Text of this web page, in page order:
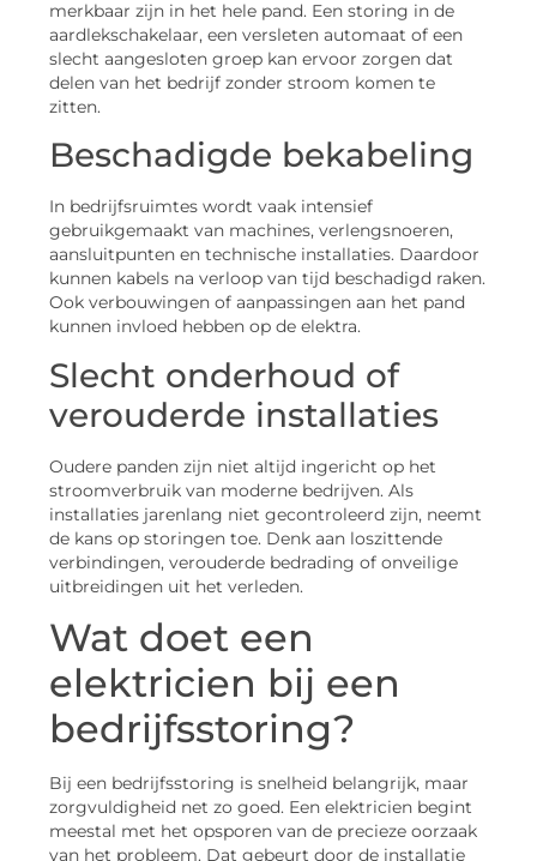
merkbaar zijn in het hele pand. Een storing in de
aardlekschakelaar, een versleten automaat of een
slecht aangesloten groep kan ervoor zorgen dat
delen van het bedrijf zonder stroom komen te
zitten.
Beschadigde bekabeling
In bedrijfsruimtes wordt vaak intensief
gebruikgemaakt van machines, verlengsnoeren,
aansluitpunten en technische installaties. Daardoor
kunnen kabels na verloop van tijd beschadigd raken.
Ook verbouwingen of aanpassingen aan het pand
kunnen invloed hebben op de elektra.
Slecht onderhoud of
verouderde installaties
Oudere panden zijn niet altijd ingericht op het
stroomverbruik van moderne bedrijven. Als
installaties jarenlang niet gecontroleerd zijn, neemt
de kans op storingen toe. Denk aan loszittende
verbindingen, verouderde bedrading of onveilige
uitbreidingen uit het verleden.
Wat doet een
elektricien bij een
bedrijfsstoring?
Bij een bedrijfsstoring is snelheid belangrijk, maar
zorgvuldigheid net zo goed. Een elektricien begint
meestal met het opsporen van de precieze oorzaak
van het probleem. Dat gebeurt door de installatie